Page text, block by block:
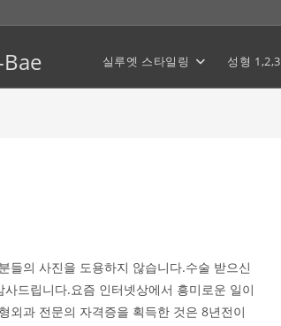
실루엣 스타일링 성형 1,2,3
들의 사진을 도용하지 않습니다.수술 받으신
드립니다.요즘 인터넷상에서 흥미로운 일이
외과 전문의 자격증을 획득한 것은 8년전이